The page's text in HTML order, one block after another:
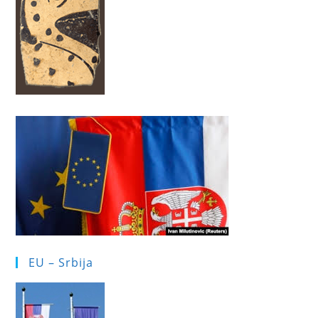
EU – Srbija